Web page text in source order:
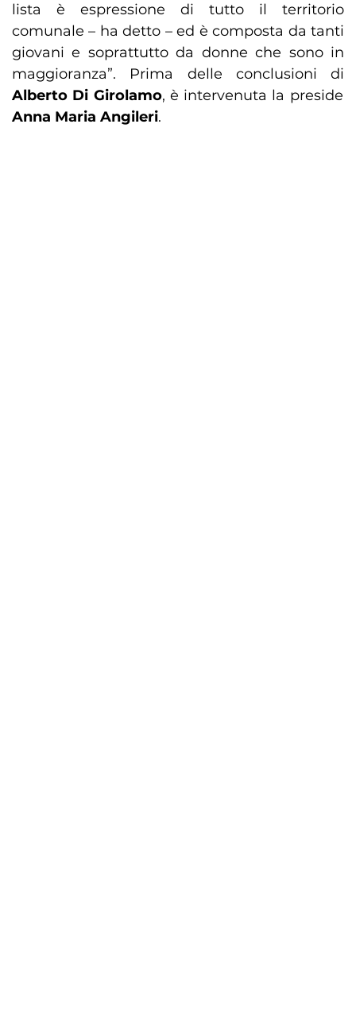
lista è espressione di tutto il territorio
comunale – ha detto – ed è composta da tanti
giovani e soprattutto da donne che sono in
maggioranza”. Prima delle conclusioni di
Alberto Di Girolamo, è intervenuta la preside
Anna Maria Angileri.